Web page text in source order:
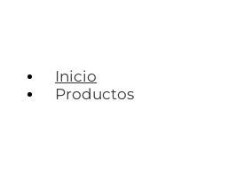
Inicio
Productos